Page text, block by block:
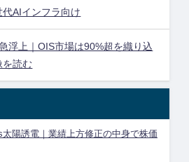
AIインフラ向け
浮上｜OIS市場は90%超を織り込
を読む
太陽誘電｜業績上方修正の中身で株価